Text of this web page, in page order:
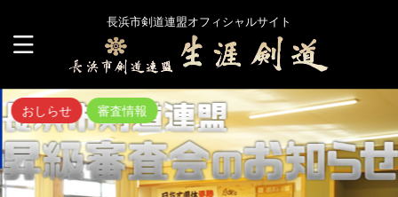
長浜市剣道連盟オフィシャルサイト
おしらせ 審査情報